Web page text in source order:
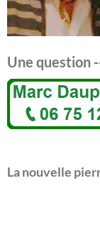
Une question
La nouvelle